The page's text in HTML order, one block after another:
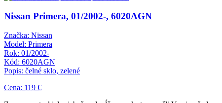
Nissan Primera, 01/2002-, 6020AGN
Značka: Nissan
Model: Primera
Rok: 01/2002-
Kód: 6020AGN
Popis: čelné sklo, zelené
Cena: 119 €